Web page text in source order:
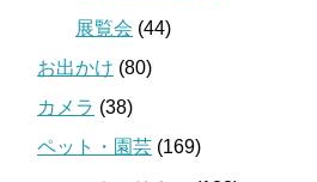
展覧会 (44)
お出かけ (80)
カメラ (38)
ペット・園芸 (169)